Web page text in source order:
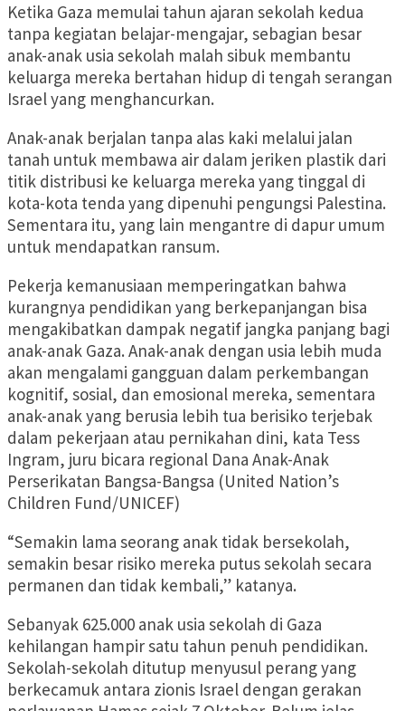
Ketika Gaza memulai tahun ajaran sekolah kedua
tanpa kegiatan belajar-mengajar, sebagian besar
anak-anak usia sekolah malah sibuk membantu
keluarga mereka bertahan hidup di tengah serangan
Israel yang menghancurkan.
Anak-anak berjalan tanpa alas kaki melalui jalan
tanah untuk membawa air dalam jeriken plastik dari
titik distribusi ke keluarga mereka yang tinggal di
kota-kota tenda yang dipenuhi pengungsi Palestina.
Sementara itu, yang lain mengantre di dapur umum
untuk mendapatkan ransum.
Pekerja kemanusiaan memperingatkan bahwa
kurangnya pendidikan yang berkepanjangan bisa
mengakibatkan dampak negatif jangka panjang bagi
anak-anak Gaza. Anak-anak dengan usia lebih muda
akan mengalami gangguan dalam perkembangan
kognitif, sosial, dan emosional mereka, sementara
anak-anak yang berusia lebih tua berisiko terjebak
dalam pekerjaan atau pernikahan dini, kata Tess
Ingram, juru bicara regional Dana Anak-Anak
Perserikatan Bangsa-Bangsa (United Nation’s
Children Fund/UNICEF)
“Semakin lama seorang anak tidak bersekolah,
semakin besar risiko mereka putus sekolah secara
permanen dan tidak kembali,” katanya.
Sebanyak 625.000 anak usia sekolah di Gaza
kehilangan hampir satu tahun penuh pendidikan.
Sekolah-sekolah ditutup menyusul perang yang
berkecamuk antara zionis Israel dengan gerakan